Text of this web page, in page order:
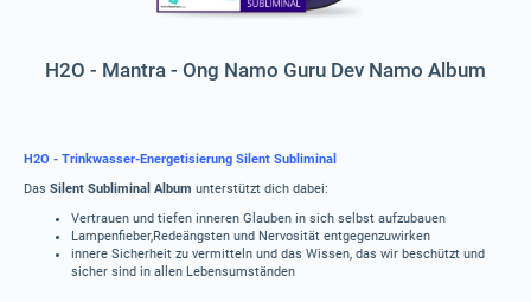
H2O - Mantra - Ong Namo Guru Dev Namo Album
H2O - Trinkwasser-Energetisierung Silent Subliminal
Das Silent Subliminal Album unterstützt dich dabei:
Vertrauen und tiefen inneren Glauben in sich selbst aufzubauen
Lampenfieber,Redeängsten und Nervosität entgegenzuwirken
innere Sicherheit zu vermitteln und das Wissen, das wir beschützt und
sicher sind in allen Lebensumständen